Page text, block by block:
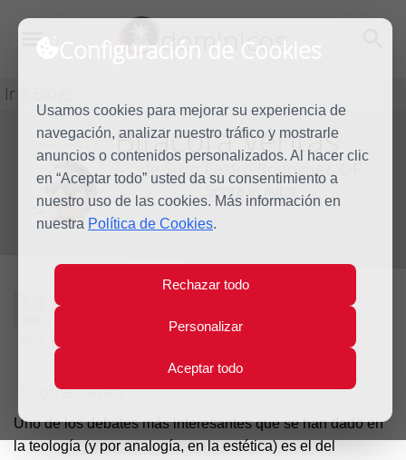
Configuración de Cookies
Usamos cookies para mejorar su experiencia de
navegación, analizar nuestro tráfico y mostrarle
anuncios o contenidos personalizados. Al hacer clic
en “Aceptar todo” usted da su consentimiento a
nuestro uso de las cookies. Más información en
nuestra Política de Cookies.
Rechazar todo
Personalizar
Aceptar todo
dominicos
Ir a Blogs
BlogBitácora Véritas
de Sixto Castro Rodríguez, OP
Sobre el autor
Por el interés te
quiero...
1 comentarios
Uno de los debates más interesantes que se han dado en
la teología (y por analogía, en la estética) es el del